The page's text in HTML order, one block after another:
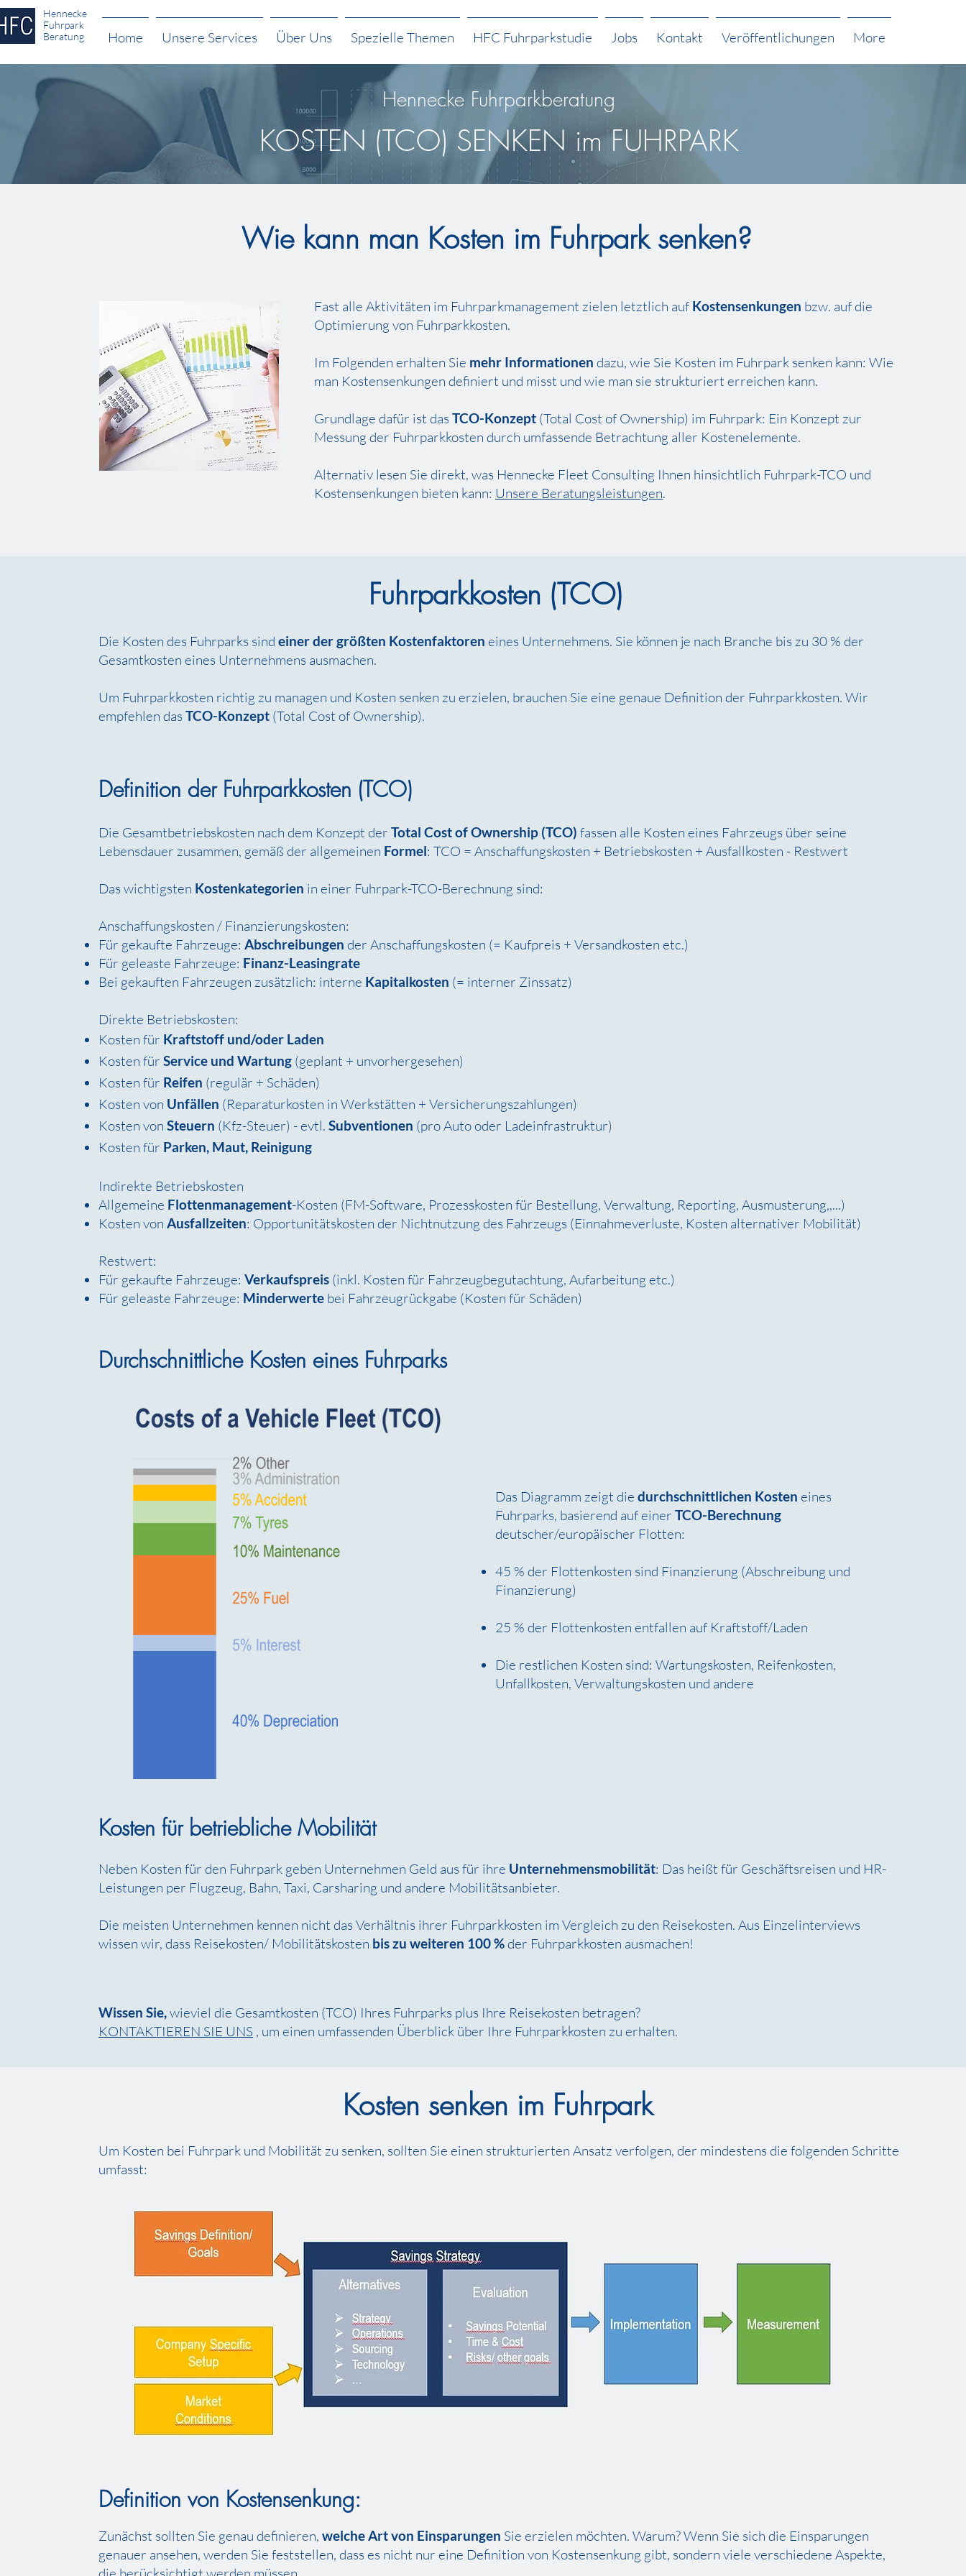
Hennecke
Fuhrpark
Beratung
Home Unsere Services Über Uns Spezielle Themen HFC Fuhrparkstudie Jobs Kontakt Veröffentlichungen More
Hennecke Fuhrparkberatung
KOSTEN (TCO) SENKEN im FUHRPARK
Wie kann man Kosten im Fuhrpark senken?
Fast alle Aktivitäten im Fuhrparkmanagement zielen letztlich auf Kostensenkungen bzw. auf die
Optimierung von Fuhrparkkosten.
Im Folgenden erhalten Sie mehr Informationen dazu, wie Sie Kosten im Fuhrpark senken kann: Wie
man Kostensenkungen definiert und misst und wie man sie strukturiert erreichen kann.
Grundlage dafür ist das TCO-Konzept (Total Cost of Ownership) im Fuhrpark: Ein Konzept zur
Messung der Fuhrparkkosten durch umfassende Betrachtung aller Kostenelemente.
Alternativ lesen Sie direkt, was Hennecke Fleet Consulting Ihnen hinsichtlich Fuhrpark-TCO und
Kostensenkungen bieten kann: Unsere Beratungsleistungen.
Fuhrparkkosten (TCO)
Die Kosten des Fuhrparks sind einer der größten Kostenfaktoren eines Unternehmens. Sie können je nach Branche bis zu 30 % der
Gesamtkosten eines Unternehmens ausmachen.
Um Fuhrparkkosten richtig zu managen und Kosten senken zu erzielen, brauchen Sie eine genaue Definition der Fuhrparkkosten. Wir
empfehlen das TCO-Konzept (Total Cost of Ownership).
Definition der Fuhrparkkosten (TCO)
Die Gesamtbetriebskosten nach dem Konzept der Total Cost of Ownership (TCO) fassen alle Kosten eines Fahrzeugs über seine
Lebensdauer zusammen, gemäß der allgemeinen Formel: TCO = Anschaffungskosten + Betriebskosten + Ausfallkosten - Restwert
Das wichtigsten Kostenkategorien in einer Fuhrpark-TCO-Berechnung sind:
Anschaffungskosten / Finanzierungskosten:
Für gekaufte Fahrzeuge: Abschreibungen der Anschaffungskosten (= Kaufpreis + Versandkosten etc.)
Für geleaste Fahrzeuge: Finanz-Leasingrate
Bei gekauften Fahrzeugen zusätzlich: interne Kapitalkosten (= interner Zinssatz)
Direkte Betriebskosten:
Kosten für Kraftstoff und/oder Laden
Kosten für Service und Wartung (geplant + unvorhergesehen)
Kosten für Reifen (regulär + Schäden)
Kosten von Unfällen (Reparaturkosten in Werkstätten + Versicherungszahlungen)
Kosten von Steuern (Kfz-Steuer) - evtl. Subventionen (pro Auto oder Ladeinfrastruktur)
Kosten für Parken, Maut, Reinigung
Indirekte Betriebskosten
Allgemeine Flottenmanagement-Kosten (FM-Software, Prozesskosten für Bestellung, Verwaltung, Reporting, Ausmusterung,,...)
Kosten von Ausfallzeiten: Opportunitätskosten der Nichtnutzung des Fahrzeugs (Einnahmeverluste, Kosten alternativer Mobilität)
Restwert:
Für gekaufte Fahrzeuge: Verkaufspreis (inkl. Kosten für Fahrzeugbegutachtung, Aufarbeitung etc.)
Für geleaste Fahrzeuge: Minderwerte bei Fahrzeugrückgabe (Kosten für Schäden)
Durchschnittliche Kosten eines Fuhrparks
Das Diagramm zeigt die durchschnittlichen Kosten eines
Fuhrparks, basierend auf einer TCO-Berechnung
deutscher/europäischer Flotten:
45 % der Flottenkosten sind Finanzierung (Abschreibung und
Finanzierung)
25 % der Flottenkosten entfallen auf Kraftstoff/Laden
Die restlichen Kosten sind: Wartungskosten, Reifenkosten,
Unfallkosten, Verwaltungskosten und andere
Kosten für betriebliche Mobilität
Neben Kosten für den Fuhrpark geben Unternehmen Geld aus für ihre Unternehmensmobilität: Das heißt für Geschäftsreisen und HR-
Leistungen per Flugzeug, Bahn, Taxi, Carsharing und andere Mobilitätsanbieter.
Die meisten Unternehmen kennen nicht das Verhältnis ihrer Fuhrparkkosten im Vergleich zu den Reisekosten. Aus Einzelinterviews
wissen wir, dass Reisekosten/ Mobilitätskosten bis zu weiteren 100 %der Fuhrparkkosten ausmachen!
Wissen Sie,wieviel die Gesamtkosten (TCO) Ihres Fuhrparks plus Ihre Reisekosten betragen?
KONTAKTIEREN SIE UNS , um einen umfassenden Überblick über Ihre Fuhrparkkosten zu erhalten.
Kosten senken im Fuhrpark
Um Kosten bei Fuhrpark und Mobilität zu senken, sollten Sie einen strukturierten Ansatz verfolgen, der mindestens die folgenden Schritte
umfasst:
Definition von Kostensenkung:
Zunächst sollten Sie genau definieren, welche Art von Einsparungen Sie erzielen möchten. Warum? Wenn Sie sich die Einsparungen
genauer ansehen, werden Sie feststellen, dass es nicht nur eine Definition von Kostensenkung gibt, sondern viele verschiedene Aspekte,